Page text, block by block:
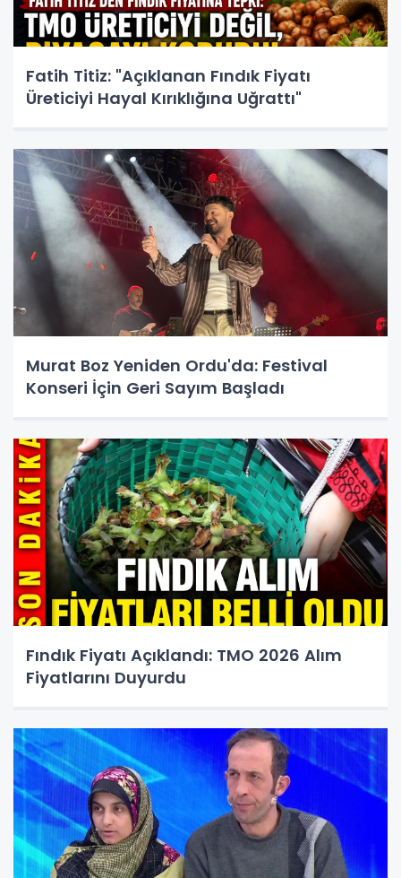
Fatih Titiz: "Açıklanan Fındık Fiyatı
Üreticiyi Hayal Kırıklığına Uğrattı"
Murat Boz Yeniden Ordu'da: Festival
Konseri İçin Geri Sayım Başladı
Fındık Fiyatı Açıklandı: TMO 2026 Alım
Fiyatlarını Duyurdu